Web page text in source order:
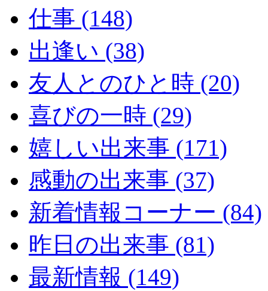
仕事 (148)
出逢い (38)
友人とのひと時 (20)
喜びの一時 (29)
嬉しい出来事 (171)
感動の出来事 (37)
新着情報コーナー (84)
昨日の出来事 (81)
最新情報 (149)